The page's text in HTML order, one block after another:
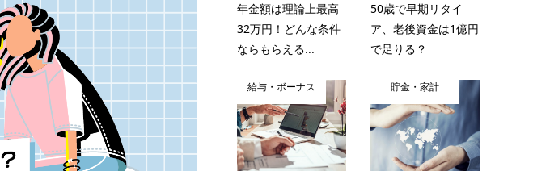
年金額は理論上最高
32万円！どんな条件
ならもらえる...
50歳で早期リタイ
ア、老後資金は1億円
で足りる？
給与・ボーナス 貯金・家計